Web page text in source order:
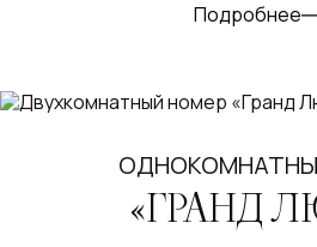
Подробнее
«ГРАНД